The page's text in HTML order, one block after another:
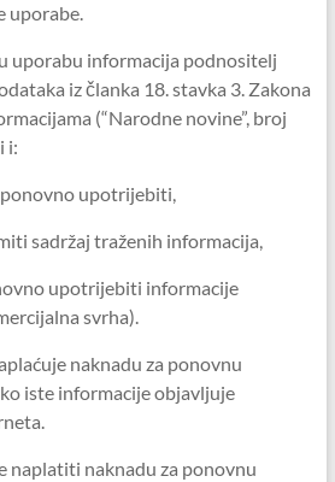
uporabe.
uporabu informacija podnositelj
iz članka 18. stavka 3. Zakona
(“Narodne novine”, broj
i:
upotrijebiti,
sadržaj traženih informacija,
upotrijebiti informacije
svrha).
naknadu za ponovnu
iste informacije objavljuje
naplatiti naknadu za ponovnu